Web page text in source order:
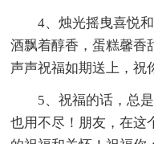
4、烛光摇曳喜悦
酒飘着醇香，蛋糕馨香
声声祝福如期送上，祝
5、祝福的话，总
也用不尽！朋友，在这